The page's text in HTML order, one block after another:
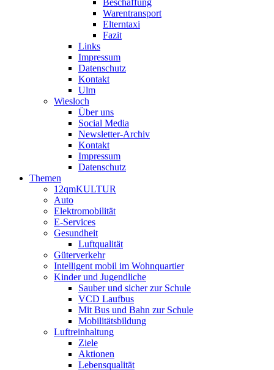
Beschaffung
Warentransport
Elterntaxi
Fazit
Links
Impressum
Datenschutz
Kontakt
Ulm
Wiesloch
Über uns
Social Media
Newsletter-Archiv
Kontakt
Impressum
Datenschutz
Themen
12qmKULTUR
Auto
Elektromobilität
E-Services
Gesundheit
Luftqualität
Güterverkehr
Intelligent mobil im Wohnquartier
Kinder und Jugendliche
Sauber und sicher zur Schule
VCD Laufbus
Mit Bus und Bahn zur Schule
Mobilitätsbildung
Luftreinhaltung
Ziele
Aktionen
Lebensqualität